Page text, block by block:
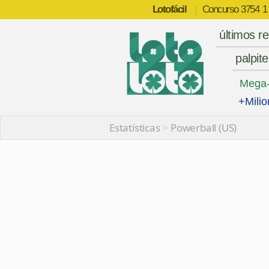
Lotofácil Concurso3754
últimos
Estatísticas> Powerball (US)